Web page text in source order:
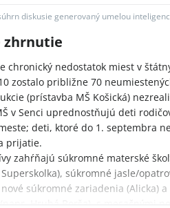
diskusie generovaný umelou
zhrnutie
chronický nedostatok miest v
zostalo približne 70
(prístavba MŠ Košická)
v Senci uprednostňujú deti
deti, ktoré do 1. septembra
prijatie.
zahŕňajú súkromné materské
súkromné jasle/
nové súkromné zariadenia (Alicka)